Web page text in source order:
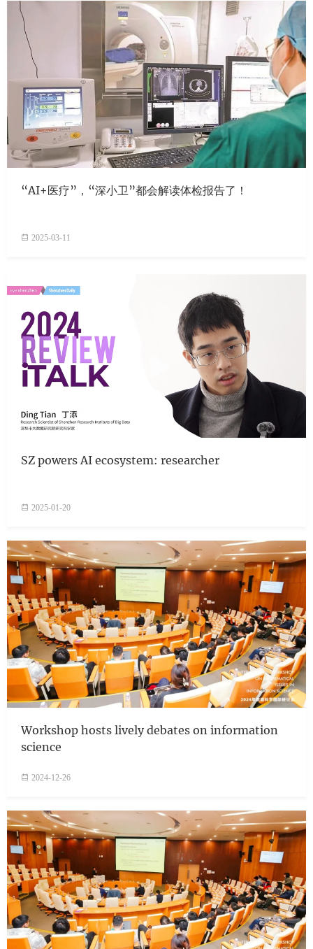
“AI+医疗”，“深小卫”都会解读体检报告了！
2025-03-11
SZ powers AI ecosystem: researcher
2025-01-20
Workshop hosts lively debates on information
science
2024-12-26